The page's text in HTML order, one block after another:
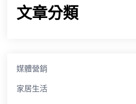
文章分類
媒體營銷
家居生活